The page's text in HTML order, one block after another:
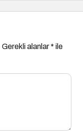
Gerekli alanlar* ile